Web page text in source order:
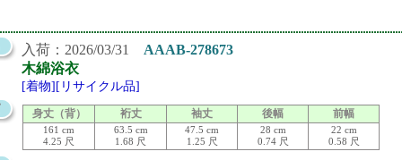
入荷：2026/03/31
AAAB-278673
木綿浴衣
[着物][リサイクル品]
身丈（背） 裄丈 袖丈 後幅 前幅
161 cm
4.25 尺
63.5 cm
1.68 尺
47.5 cm
1.25 尺
28 cm
0.74 尺
22 cm
0.58 尺